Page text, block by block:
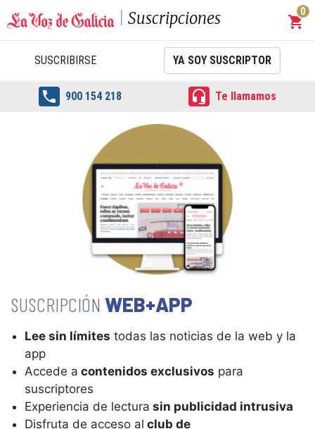
Suscripciones shopping_cart
0
SUSCRIBIRSE YA SOY SUSCRIPTOR
 900 154 218  Te llamamos
WEB+APP
Lee sin límites todas las noticias de la web y la
app
Accede a contenidos exclusivos para
suscriptores
Experiencia de lectura sin publicidad intrusiva
Disfruta de acceso al club de